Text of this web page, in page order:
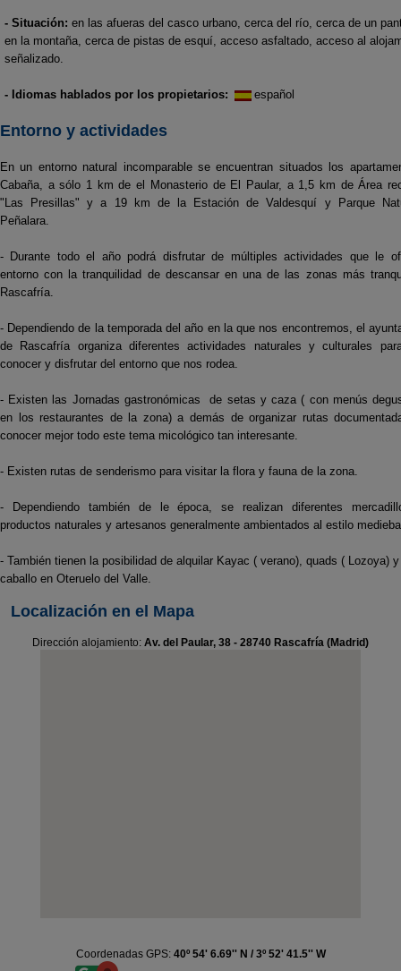
- Situación: en las afueras del casco urbano, cerca del río, cerca de un
en la montaña, cerca de pistas de esquí, acceso asfaltado, acceso al
señalizado.
- Idiomas hablados por los propietarios: español
Entorno y actividades
En un entorno natural incomparable se encuentran situados los
Cabaña, a sólo 1 km de el Monasterio de El Paular, a 1,5 km de Área
"Las Presillas" y a 19 km de la Estación de Valdesquí y Parque
Peñalara.
- Durante todo el año podrá disfrutar de múltiples actividades que le
entorno con la tranquilidad de descansar en una de las zonas más
Rascafría.
- Dependiendo de la temporada del año en la que nos encontremos, el
de Rascafría organiza diferentes actividades naturales y culturales
conocer y disfrutar del entorno que nos rodea.
- Existen las Jornadas gastronómicas de setas y caza ( con menús
en los restaurantes de la zona) a demás de organizar rutas
conocer mejor todo este tema micológico tan interesante.
- Existen rutas de senderismo para visitar la flora y fauna de la zona.
- Dependiendo también de le época, se realizan diferentes
productos naturales y artesanos generalmente ambientados al estilo
- También tienen la posibilidad de alquilar Kayac ( verano), quads ( Lozoya)
caballo en Oteruelo del Valle.
Localización en el Mapa
Dirección alojamiento: Av. del Paular, 38 - 28740 Rascafría (Madrid)
Coordenadas GPS: 40º 54' 6.69'' N / 3º 52' 41.5'' W